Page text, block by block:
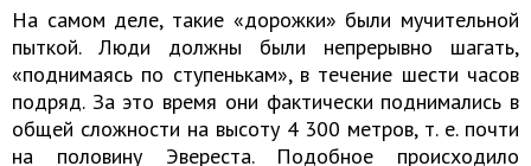
На самом деле, такие «дорожки» были мучительной
пыткой. Люди должны были непрерывно шагать,
«поднимаясь по ступенькам», в течение шести часов
подряд. За это время они фактически поднимались в
общей сложности на высоту 4 300 метров, т. е. почти
на половину Эвереста. Подобное происходило